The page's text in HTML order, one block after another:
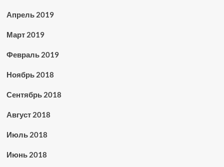
Апрель 2019
Март 2019
Февраль 2019
Ноябрь 2018
Сентябрь 2018
Август 2018
Июль 2018
Июнь 2018